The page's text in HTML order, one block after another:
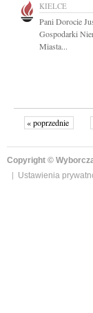
KIELCE
Pani Dorocie
Gospodarki
Miasta...
« poprzednie
Copyright ©
Ustawienia